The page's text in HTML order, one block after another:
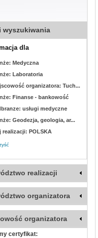
wyszukiwania
dla
Medyczna
Laboratoria
organizatora: Tuch...
Finanse - bankowość
usługi medyczne
Geodezja, geologia, ar...
realizacji: POLSKA
realizacji
organizatora
organizatora
certyfikat: